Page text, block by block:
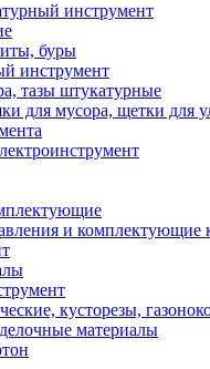
инструмент
буры
инструмент
тазы штукатурные
для мусора, щетки для
и комплектующие
кусторезы,
материалы